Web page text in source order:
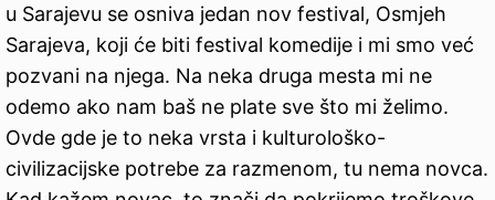
u Sarajevu se osniva jedan nov festival, Osmjeh
Sarajeva, koji će biti festival komedije i mi smo već
pozvani na njega. Na neka druga mesta mi ne
odemo ako nam baš ne plate sve što mi želimo.
Ovde gde je to neka vrsta i kulturološko-
civilizacijske potrebe za razmenom, tu nema novca.